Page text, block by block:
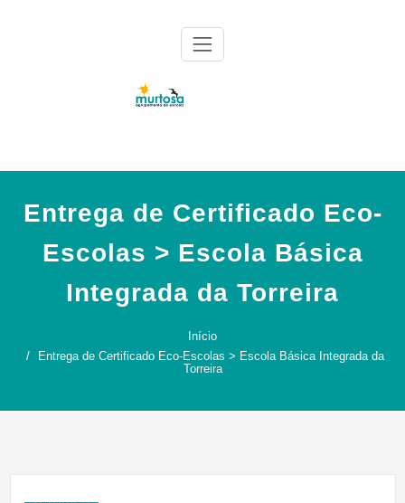
Entrega de Certificado Eco-
Escolas > Escola Básica
Integrada da Torreira
Início
Entrega de Certificado Eco-Escolas > Escola Básica Integrada da
Torreira